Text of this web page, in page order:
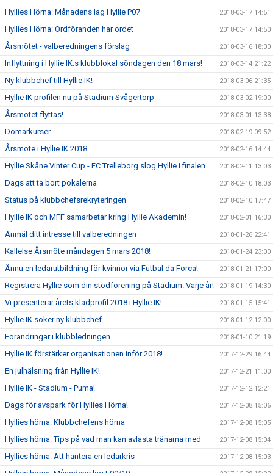
Hyllies Hörna: Månadens lag Hyllie P07 2018-03-17 14:51
Hyllies Hörna: Ordföranden har ordet 2018-03-17 14:50
Årsmötet - valberedningens förslag 2018-03-16 18:00
Inflyttning i Hyllie IK:s klubblokal söndagen den 18 mars! 2018-03-14 21:22
Ny klubbchef till Hyllie IK! 2018-03-06 21:35
Hyllie IK profilen nu på Stadium Svågertorp 2018-03-02 19:00
Årsmötet flyttas! 2018-03-01 13:38
Domarkurser 2018-02-19 09:52
Årsmöte i Hyllie IK 2018 2018-02-16 14:44
Hyllie Skåne Vinter Cup - FC Trelleborg slog Hyllie i finalen 2018-02-11 13:03
Dags att ta bort pokalerna 2018-02-10 18:03
Status på klubbchefsrekryteringen 2018-02-10 17:47
Hyllie IK och MFF samarbetar kring Hyllie Akademin! 2018-02-01 16:30
Anmäl ditt intresse till valberedningen 2018-01-26 22:41
Kallelse Årsmöte måndagen 5 mars 2018! 2018-01-24 23:00
Ännu en ledarutbildning för kvinnor via Futbal da Forca! 2018-01-21 17:00
Registrera Hyllie som din stödförening på Stadium. Varje år! 2018-01-19 14:30
Vi presenterar årets klädprofil 2018 i Hyllie IK! 2018-01-15 15:41
Hyllie IK söker ny klubbchef 2018-01-12 12:00
Förändringar i klubbledningen 2018-01-10 21:19
Hyllie IK förstärker organisationen inför 2018! 2017-12-29 16:44
En julhälsning från Hyllie IK! 2017-12-21 11:00
Hyllie IK - Stadium - Puma! 2017-12-12 12:21
Dags för avspark för Hyllies Hörna! 2017-12-08 15:06
Hyllies hörna: Klubbchefens hörna 2017-12-08 15:05
Hyllies hörna: Tips på vad man kan avlasta tränarna med 2017-12-08 15:04
Hyllies hörna: Att hantera en ledarkris 2017-12-08 15:03